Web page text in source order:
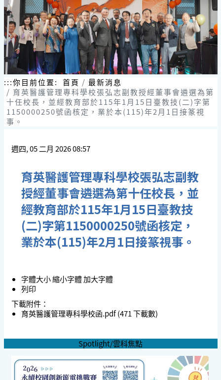
跳
到
主
要
內
容
區
塊
:::你目前位置: 首頁
最新消息
育英醫護管理專科學校張弘志副教授經董事會遴選為第
十任校長，並經教育部於115年1月15日臺教技(二)字第
1150000250號函核定，業於本(115)年2月1日接篆視
事。
週四, 05 二月 2026 08:57
育英醫護管理專科學校張弘志副教
授經董事會遴選為第十任校長，並
經教育部於115年1月15日臺教技
(二)字第1150000250號函核定，
業於本(115)年2月1日接篆視事。
字體大小縮小字體加大字體
列印
下載附件：
育英醫護管理專科學校函.pdf (471 下載數)
Spotlight/雲科焦點